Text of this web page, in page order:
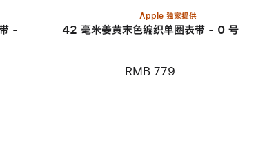
-
Apple 独家提供
42 毫米姜黄末色编织单圈表带 - 0 号
RMB 779